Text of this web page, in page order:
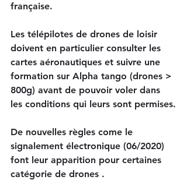
française.
Les télépilotes de drones de loisir
doivent en particulier consulter les
cartes aéronautiques et suivre une
formation sur Alpha tango (drones >
800g) avant de pouvoir voler dans
les conditions qui leurs sont permises.
De nouvelles règles come le
signalement électronique (06/2020)
font leur apparition pour certaines
catégorie de drones .